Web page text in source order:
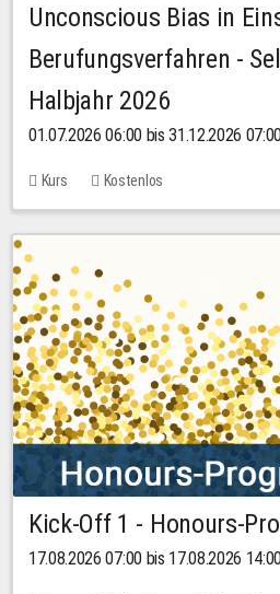
Unconscious Bias in
Berufungsverfahren -
Halbjahr 2026
01.07.2026 06:00 bis 31.12.2026
Kurs Kostenlos
Kick-Off 1 - Honours-
17.08.2026 07:00 bis 17.08.2026